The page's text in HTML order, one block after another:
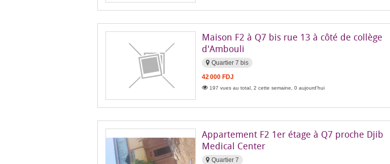
Maison F2 à Q7 bis rue 13 à côté de collège
d'Ambouli
Quartier 7 bis
42 000 FDJ
197 vues au total, 2 cette semaine, 0 aujourd'hui
Appartement F2 1er étage à Q7 proche Djib
Medical Center
Quartier 7